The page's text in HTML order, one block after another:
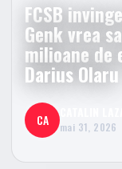
FCSB
Genk vrea
milioane de
Darius Olaru
CA mai 31, 2026